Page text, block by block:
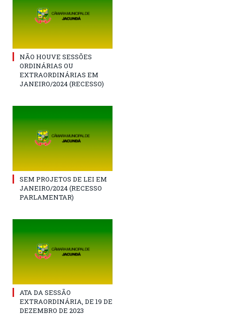
NÃO HOUVE SESSÕES
ORDINÁRIAS OU
EXTRAORDINÁRIAS EM
JANEIRO/2024 (RECESSO)
SEM PROJETOS DE LEI EM
JANEIRO/2024 (RECESSO
PARLAMENTAR)
ATA DA SESSÃO
EXTRAORDINÁRIA, DE 19 DE
DEZEMBRO DE 2023